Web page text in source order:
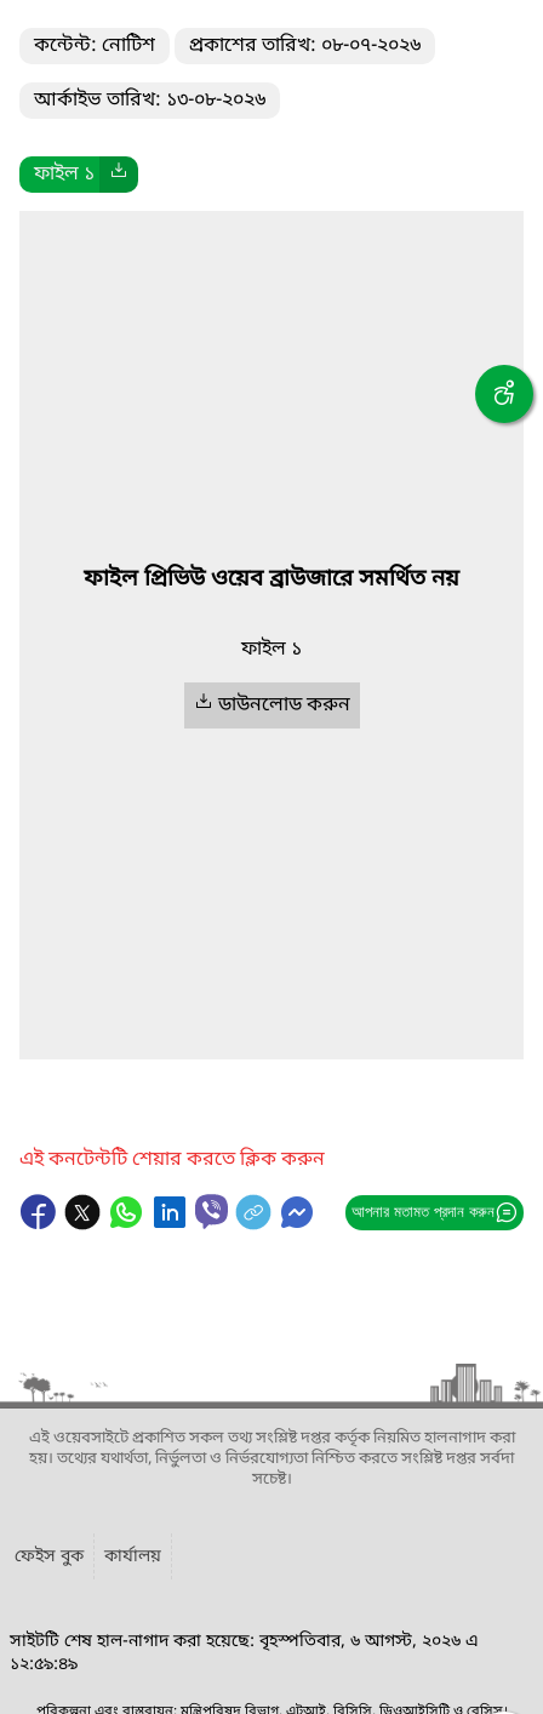
কন্টেন্ট: নোটিশ প্রকাশের তারিখ: ০৮-০৭-২০২৬
আর্কাইভ তারিখ: ১৩-০৮-২০২৬
ফাইল ১
ফাইল প্রিভিউ ওয়েব ব্রাউজারে সমর্থিত নয়
ফাইল ১
ডাউনলোড করুন
এই কনটেন্টটি শেয়ার করতে ক্লিক করুন
আপনার মতামত প্রদান করুন
এই ওয়েবসাইটে প্রকাশিত সকল তথ্য সংশ্লিষ্ট দপ্তর কর্তৃক নিয়মিত হালনাগাদ করা
হয়। তথ্যের যথার্থতা, নির্ভুলতা ও নির্ভরযোগ্যতা নিশ্চিত করতে সংশ্লিষ্ট দপ্তর সর্বদা
সচেষ্ট।
ফেইস বুক কার্যালয়
সাইটটি শেষ হাল-নাগাদ করা হয়েছে: বৃহস্পতিবার, ৬ আগস্ট, ২০২৬ এ
১২:৫৯:৪৯